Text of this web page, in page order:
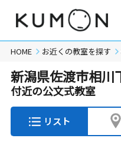
HOME お近くの教室を探す
新潟県佐渡市相川
付近の公文式教室
リスト